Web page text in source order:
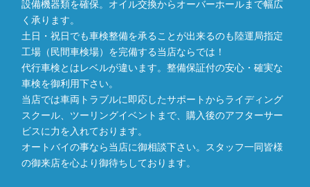
設備機器類を確保。オイル交換からオーバーホールまで幅広
く承ります。
土日・祝日でも車検整備を承ることが出来るのも陸運局指定
工場（民間車検場）を完備する当店ならでは！
代行車検とはレベルが違います。整備保証付の安心・確実な
車検を御利用下さい。
当店では車両トラブルに即応したサポートからライディング
スクール、ツーリングイベントまで、購入後のアフターサー
ビスに力を入れております。
オートバイの事なら当店に御相談下さい。スタッフ一同皆様
の御来店を心より御待ちしております。